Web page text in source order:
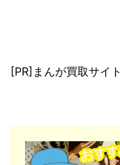
[PR]まんが買取サイト